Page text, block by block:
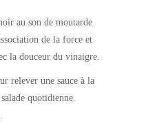
au son de moutarde
de la force et
la douceur du vinaigre.
relever une sauce à la
quotidienne.